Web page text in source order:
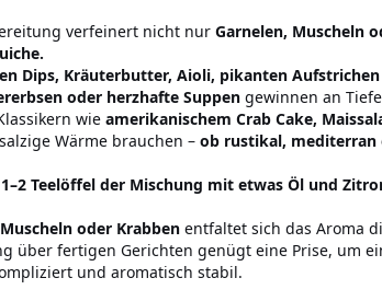
verfeinert nicht nur Garnelen, Muscheln
Dips, Kräuterbutter, Aioli, pikanten Aufstrichen
oder herzhafte Suppen gewinnen an
wie amerikanischem Crab Cake,
Wärme brauchen – ob rustikal, mediterran
Teelöffel der Mischung mit etwas Öl und
Muscheln oder Krabben entfaltet sich das Aroma
über fertigen Gerichten genügt eine Prise, um
und aromatisch stabil.